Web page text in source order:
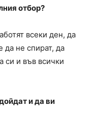
отбор?
всеки ден, да
да не спират, да
си и във всички
и да ви